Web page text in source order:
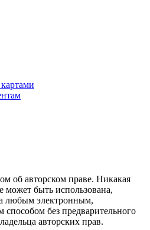
об авторском праве. Никакая
может быть использована,
любым электронным,
без предварительного
авторских прав.